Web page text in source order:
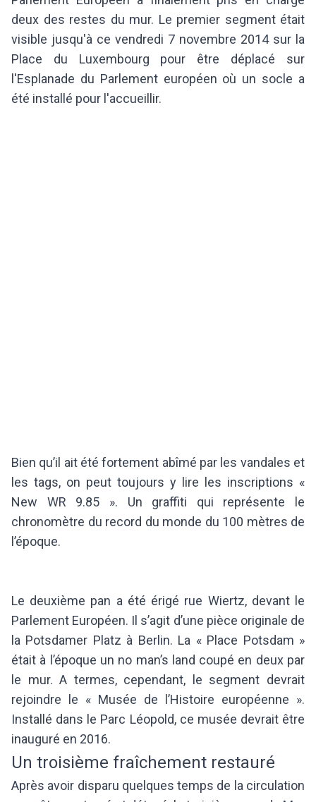
deux des restes du mur. Le premier segment était
visible jusqu'à ce vendredi 7 novembre 2014 sur la
Place du Luxembourg pour être déplacé sur
l'Esplanade du Parlement européen où un socle a
été installé pour l'accueillir.
Bien qu’il ait été fortement abîmé par les vandales et
les tags, on peut toujours y lire les inscriptions «
New WR 9.85 ». Un graffiti qui représente le
chronomètre du record du monde du 100 mètres de
l’époque.
Le deuxième pan a été érigé rue Wiertz, devant le
Parlement Européen. Il s’agit d’une pièce originale de
la Potsdamer Platz à Berlin. La « Place Potsdam »
était à l’époque un no man’s land coupé en deux par
le mur. A termes, cependant, le segment devrait
rejoindre le « Musée de l’Histoire européenne ».
Installé dans le Parc Léopold, ce musée devrait être
inauguré en 2016.
Un troisième fraîchement restauré
Après avoir disparu quelques temps de la circulation